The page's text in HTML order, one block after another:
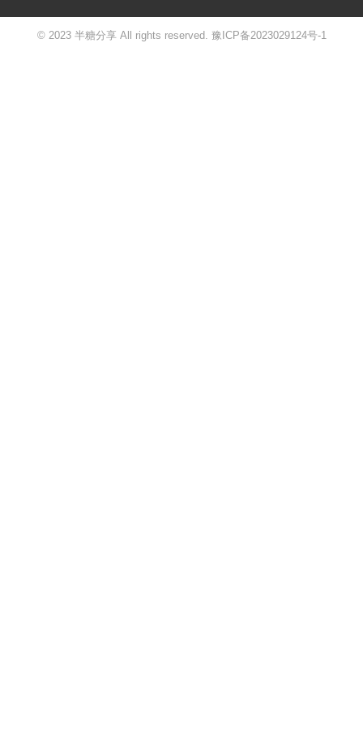
© 2023 半糖分享 All rights reserved. 豫ICP备2023029124号-1